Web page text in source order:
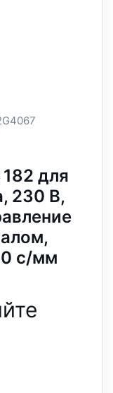
для
230 В,
с/мм